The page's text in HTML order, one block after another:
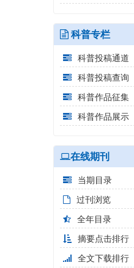
科普专栏
科普投稿通道
科普投稿查询
科普作品征集
科普作品展示
在线期刊
当期目录
过刊浏览
全年目录
摘要点击排行
全文下载排行